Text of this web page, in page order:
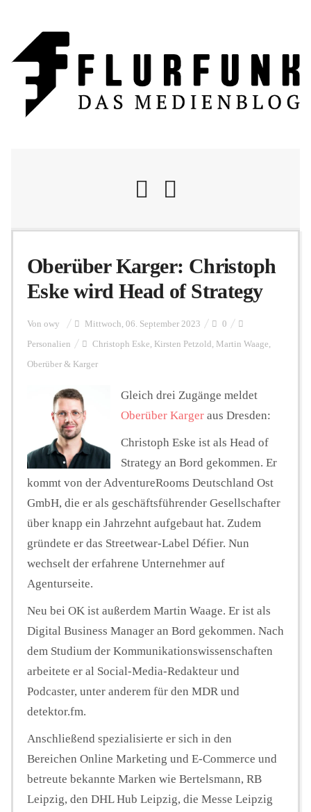
Flurschelte
Personalien
Hintergrund
FUNKTURM-Beiträge
Podcast
Seminare
Unterstützen
Oberüber Karger: Christoph
Eske wird Head of Strategy
Von owy Mittwoch, 06. September 2023 0
Personalien Christoph Eske, Kirsten Petzold , Martin Waage,
Oberüber & Karger
Gleich drei Zugänge meldet
Oberüber Karger aus Dresden:
Christoph Eske ist als Head of
Strategy an Bord gekommen. Er
kommt von der AdventureRooms Deutschland Ost
GmbH, die er als geschäftsführender Gesellschafter
über knapp ein Jahrzehnt aufgebaut hat. Zudem
gründete er das Streetwear-Label Défier. Nun
wechselt der erfahrene Unternehmer auf
Agenturseite.
Neu bei OK ist außerdem Martin Waage. Er ist als
Digital Business Manager an Bord gekommen. Nach
dem Studium der Kommunikationswissenschaften
arbeitete er al Social-Media-Redakteur und
Podcaster, unter anderem für den MDR und
detektor.fm.
Anschließend spezialisierte er sich in den
Bereichen Online Marketing und E-Commerce und
betreute bekannte Marken wie Bertelsmann, RB
Leipzig, den DHL Hub Leipzig, die Messe Leipzig